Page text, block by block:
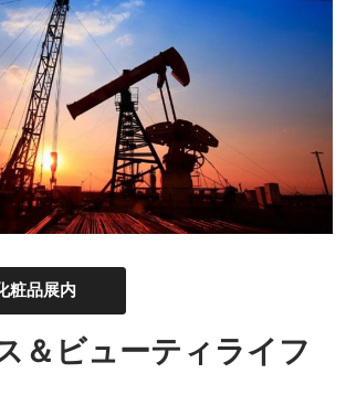
粧品展内
＆ビューティライフ